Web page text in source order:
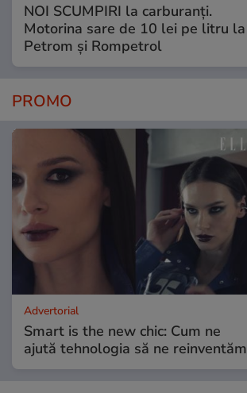
NOI SCUMPIRI la carburanți.
Motorina sare de 10 lei pe litru la
Petrom și Rompetrol
PROMO
Advertorial
Smart is the new chic: Cum ne
ajută tehnologia să ne reinventăm